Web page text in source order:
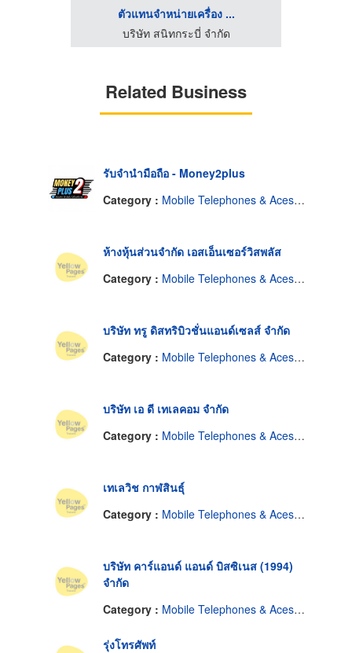
ตัวแทนจำหน่ายเครื่อง ...
บริษัท สนิทกระบี่ จำกัด
Related Business
รับจำนำมือถือ - Money2plus
Category : Mobile Telephones & Acessories
ห้างหุ้นส่วนจำกัด เอสเอ็นเซอร์วิสพลัส
Category : Mobile Telephones & Acessories
บริษัท ทรู ดิสทริบิวชั่นแอนด์เซลส์ จำกัด
Category : Mobile Telephones & Acessories
บริษัท เอ ดี เทเลคอม จำกัด
Category : Mobile Telephones & Acessories
เทเลวิช กาฬสินธุ์
Category : Mobile Telephones & Acessories
บริษัท คาร์แอนด์ แอนด์ บิสซิเนส (1994)
จำกัด
Category : Mobile Telephones & Acessories
รุ่งโทรศัพท์